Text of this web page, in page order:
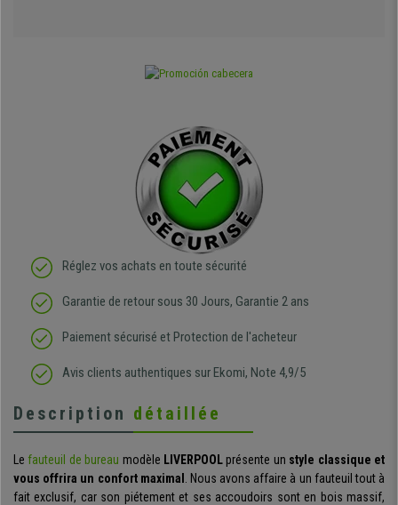
Réglez vos achats en toute sécurité
Garantie de retour sous 30 Jours, Garantie 2 ans
Paiement sécurisé et Protection de l'acheteur
Avis clients authentiques sur Ekomi, Note 4,9/5
Description détaillée
Le fauteuil de bureau modèle LIVERPOOLprésente un style classique et
vous offrira un confort maximal . Nous avons affaire à un fauteuil tout à
fait exclusif, car son piétement et ses accoudoirs sont en bois massif,